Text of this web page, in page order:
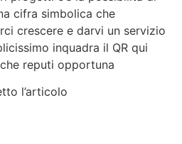
cifra simbolica che
crescere e darvi un servizio
inquadra il QR qui
reputi opportuna
l’articolo